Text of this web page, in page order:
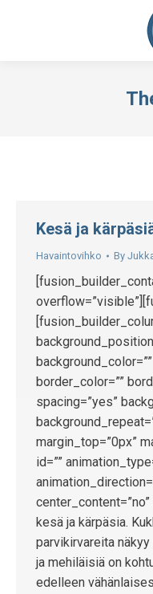
Kesä ja
Havaintovihko By
border_color=””
spacing=”yes”
margin_top=”0px”
id=””
kesä ja kärpäsia.
parvikirvareita
ja mehiläisiä on
edelleen